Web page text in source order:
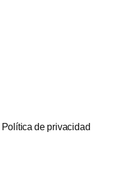
Política de privacidad